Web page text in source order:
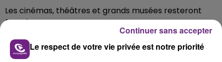
Les cinémas, théâtres et grands musées resteront
fermés.
--
Les plages restent fermées.
Le respect de votre vie privée est notre priorité
Continuer sans accepter